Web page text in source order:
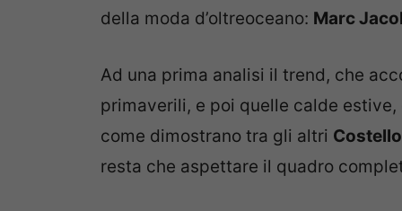
della moda d’oltreoceano: Marc
Ad una prima analisi il trend, che
primaverili, e poi quelle calde estive,
come dimostrano tra gli altri
resta che aspettare il quadro